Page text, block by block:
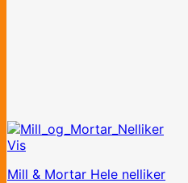
Vis
Mill & Mortar Hele nelliker